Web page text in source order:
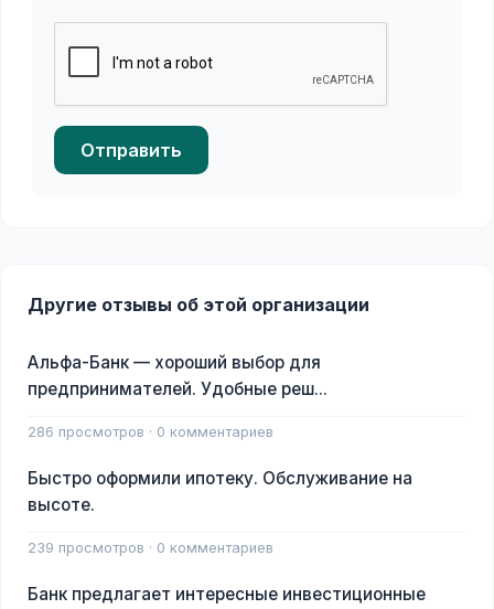
Отправить
Другие отзывы об этой организации
Альфа-Банк — хороший выбор для
предпринимателей. Удобные реш...
286 просмотров · 0 комментариев
Быстро оформили ипотеку. Обслуживание на
высоте.
239 просмотров · 0 комментариев
Банк предлагает интересные инвестиционные